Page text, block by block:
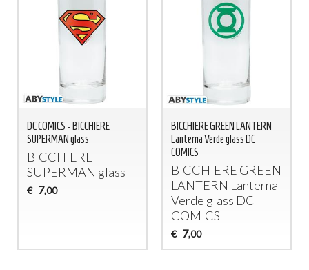
DC COMICS - BICCHIERE
SUPERMAN glass
BICCHIERE
SUPERMAN glass
€ 7,00
BICCHIERE GREEN LANTERN
Lanterna Verde glass DC
COMICS
BICCHIERE GREEN
LANTERN Lanterna
Verde glass DC
COMICS
€ 7,00